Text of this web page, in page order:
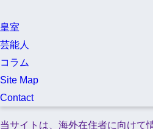
皇室
芸能人
コラム
Site Map
Contact
当サイトは、海外在住者に向けて